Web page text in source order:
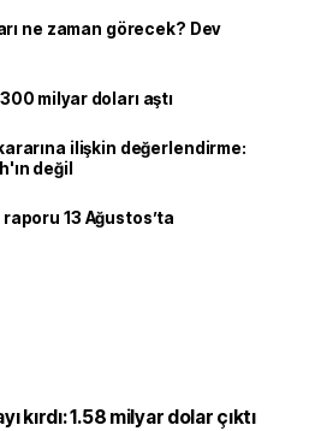
ne zaman görecek? Dev
milyar doları aştı
ilişkin değerlendirme:
değil
raporu 13 Ağustos’ta
kırdı: 1.58 milyar dolar çıktı